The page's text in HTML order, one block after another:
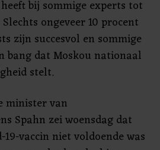
bij sommige experts tot
ongeveer 10 procent
zijn succesvol en sommige
bang dat Moskou nationaal
stelt.
minister van
Spahn zei woensdag dat
19-vaccin niet voldoende was